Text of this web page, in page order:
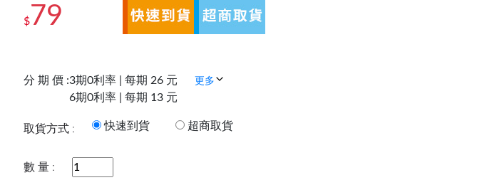
$ 79
分 期 價 :3期0利率 | 每期 26 元
6期0利率 | 每期 13 元
更多
取貨方式 : 快速到貨 超商取貨
數 量 :